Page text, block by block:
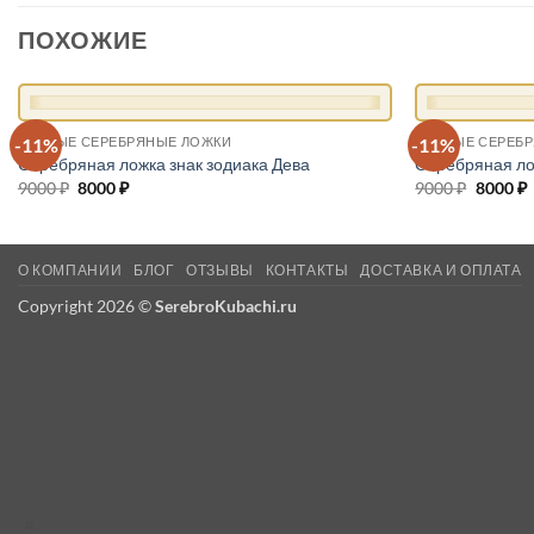
ПОХОЖИЕ
-11%
+
ЧАЙНЫЕ СЕРЕБРЯНЫЕ ЛОЖКИ
Серебряная ложка знак зодиака Дева
9000₽ Первоначальная
8000₽Текущая
-11%
+
ЧАЙНЫЕ
Серебряная
9000₽ 8000₽
О КОМПАНИИ БЛОГ ОТЗЫВЫ КОНТАКТЫ ДОСТАВКА И ОПЛАТА
Copyright 2026 ©SerebroKubachi.ru